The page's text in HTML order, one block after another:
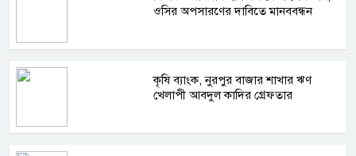
ওসির অপসারণের দাবিতে মানববন্ধন
কৃষি ব্যাংক, নুরপুর বাজার শাখার ঋণ
খেলাপী আবদুল কাদির গ্রেফতার